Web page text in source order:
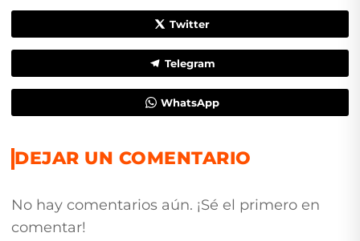
Twitter
Telegram
WhatsApp
DEJAR UN COMENTARIO
No hay comentarios aún. ¡Sé el primero en
comentar!